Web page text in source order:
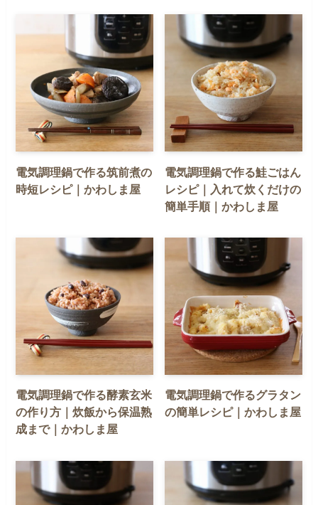
電気調理鍋で作る筑前煮の
時短レシピ｜かわしま屋
電気調理鍋で作る鮭ごはん
レシピ｜入れて炊くだけの
簡単手順｜かわしま屋
電気調理鍋で作る酵素玄米
の作り方｜炊飯から保温熟
成まで｜かわしま屋
電気調理鍋で作るグラタン
の簡単レシピ｜かわしま屋